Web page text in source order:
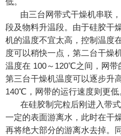
由三台网带式干燥机串联，
段及物料升温段。由于硅胶干
机的温度不宜太高，控制温度
度可以稍快一点，第二台干燥
温度在 100～120℃之间，网带
第三台干燥机温度可以逐步升
140℃，网带的运行速度则更低
在硅胶制完粒后刚进入带式
一定的表面游离水，此时在干
再将绝大部分的游离水去掉。